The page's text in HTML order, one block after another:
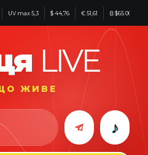
UV max 5,3 $ 44,76 € 51,61 ₿ $65 001
LIVE
ЖИВЕ
♪